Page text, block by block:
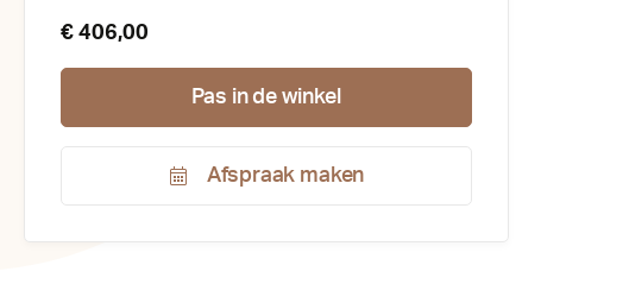
€ 406,00
Pas in de winkel
Afspraak maken